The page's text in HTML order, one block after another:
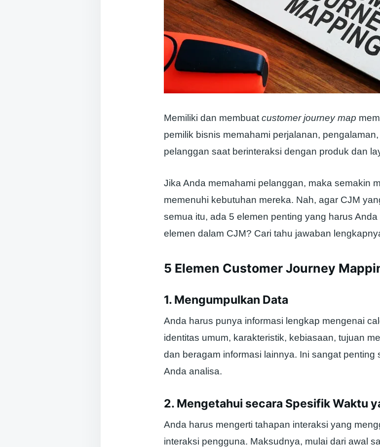
Memiliki dan membuat customer journey map
pemilik bisnis memahami perjalanan,
pelanggan saat berinteraksi dengan produk dan
Jika Anda memahami pelanggan, maka semakin
memenuhi kebutuhan mereka. Nah, agar CJM
semua itu, ada 5 elemen penting yang harus
elemen dalam CJM? Cari tahu jawaban
5 Elemen Customer Journey
1. Mengumpulkan Data
Anda harus punya informasi lengkap mengenai
identitas umum, karakteristik, kebiasaan, tujuan
dan beragam informasi lainnya. Ini sangat penting
Anda analisa.
2. Mengetahui secara Spesifik Waktu
Anda harus mengerti tahapan interaksi yang
interaksi pengguna. Maksudnya, mulai dari awal